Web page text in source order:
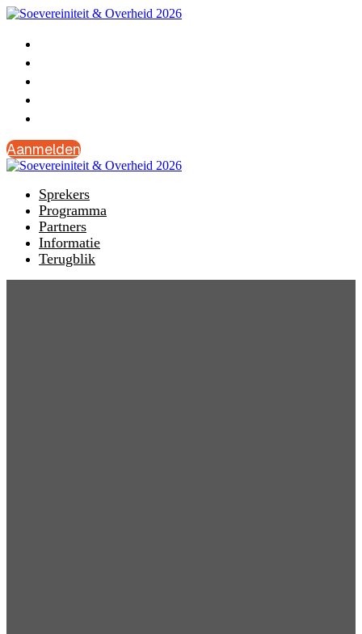
Aanmelden
Sprekers
Programma
Partners
Informatie
Terugblik